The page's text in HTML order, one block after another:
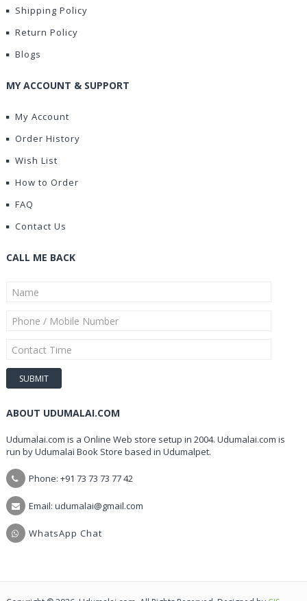
Shipping Policy
Return Policy
Blogs
MY ACCOUNT & SUPPORT
My Account
Order History
Wish List
How to Order
FAQ
Contact Us
CALL ME BACK
ABOUT UDUMALAI.COM
Udumalai.com is a Online Web store setup in 2004. Udumalai.com is
run by Udumalai Book Store based in Udumalpet.
Phone: +91 73 73 73 77 42
Email: udumalai@gmail.com
WhatsApp Chat